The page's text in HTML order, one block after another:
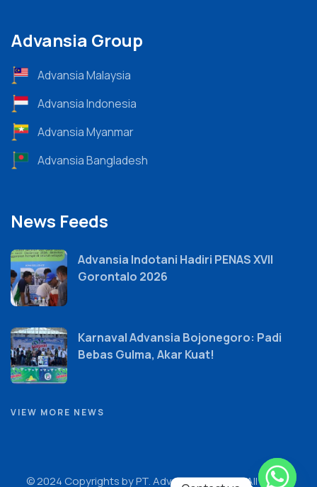
Advansia Group
Advansia Malaysia
Advansia Indonesia
Advansia Myanmar
Advansia Bangladesh
News Feeds
Advansia Indotani Hadiri PENAS XVII
Gorontalo 2026
Karnaval Advansia Bojonegoro: Padi
Bebas Gulma, Akar Kuat!
VIEW MORE NEWS
© 2024 Copyrights by PT. Advansia Indotani. All Rights